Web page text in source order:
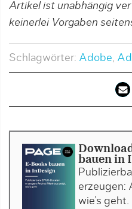
Artikel ist unabhängig
keinerlei Vorgaben
Schlagwörter: Adobe,
bauen in
erzeugen:
wie’s geht.